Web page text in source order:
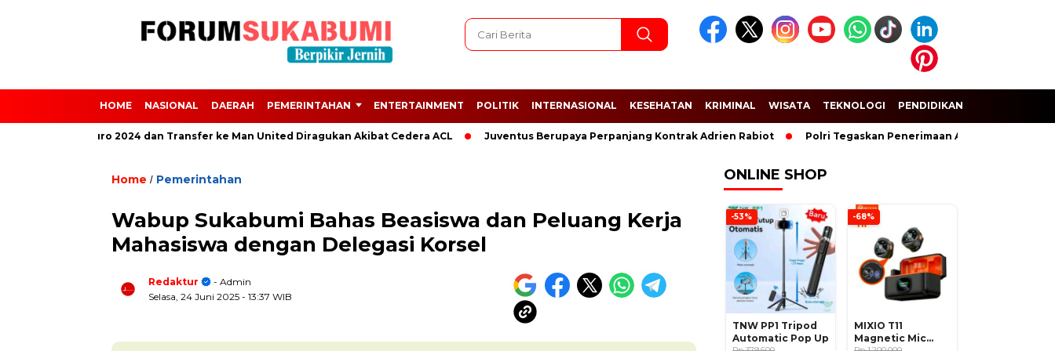
HOME NASIONAL DAERAH PEMERINTAHAN ENTERTAINMENT POLITIK INTERNASIONAL KESEHATAN KRIMINAL WISATA TEKNOLOGI PENDIDIKAN
dari Euro 2024 dan Transfer ke Man United Diragukan Akibat Cedera ACL Juventus Berupaya Perpanjang Kontrak Adrien Rabiot Polri Tegaskan Penerimaan Anggota dan Taruna
Home / Pemerintahan
Wabup Sukabumi Bahas Beasiswa dan Peluang Kerja
Mahasiswa dengan Delegasi Korsel
Redaktur
- Admin
Selasa, 24 Juni 2025 - 13:37 WIB
ONLINE SHOP
-53%
TNW PP1 Tripod
Automatic Pop Up
-68%
MIXIO T11
Magnetic Mic